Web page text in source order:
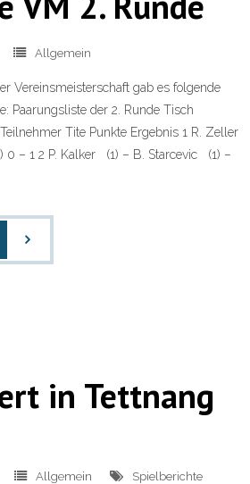
Allgemein
Vereinsmeisterschaft gab es folgende
Paarungsliste der 2. Runde Tisch
Tite Punkte Ergebnis 1 R. Zeller
0 – 1 2 P. Kalker (1) – B. Starcevic (1) –
in Tettnang
Allgemein Spielberichte